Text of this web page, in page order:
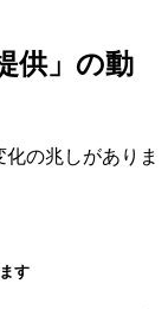
供」の動
の兆しがありま
す